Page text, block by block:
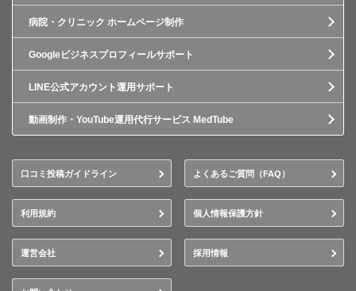
病院・クリニック ホームページ制作
Googleビジネスプロフィールサポート
LINE公式アカウント運用サポート
動画制作・YouTube運用代行サービス MedTube
口コミ投稿ガイドライン よくあるご質問（FAQ）
利用規約 個人情報保護方針
運営会社 採用情報